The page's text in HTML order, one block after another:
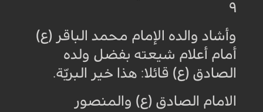
٩
وأشاد والده الإمام محمد الباقر (ع)
أمام أعلام شيعته بفضل ولده
الصادق (ع) قائلا: هذا خير البريّة.
الامام الصادق (ع) والمنصور